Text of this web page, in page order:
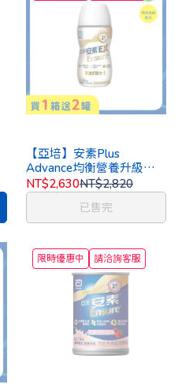
【亞培】安素Plus
Advance均衡營養升級即
飲EX配方220ml
NT$2,630NT$2,820
已售完
限時優惠中 請洽詢客服